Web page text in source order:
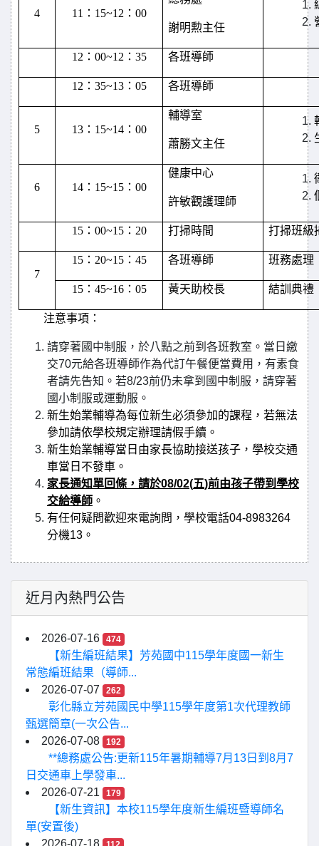
4 11 ： 15~12 ： 00
謝明勲主任
12 ： 00~12 ： 35 各班導師
12 ： 35~13： 05 各班導師
5 13： 15~14： 00
輔導室
蕭勝文主任
6 14： 15~15： 00
健康中心
許敏觀護理師
15： 00~15： 20 打掃時間 打掃班級
7
15： 20~15： 45 各班導師 班務處理
15： 45~16： 05 黃天助校長 結訓典禮
注意事項：
請穿著國中制服 ， 於八點之前到各班教室。當日繳
交70元給各班導師作為代訂午餐便當費用，有素食
者請先告知。若8/23前仍未拿到國中制服 ， 請穿著
國小制服或運動服 。
新生始業輔導為每位新生必須參加的課程，若無法
參加請依學校規定辦理請假手續。
新生始業輔導當日由家長協助接送孩子，學校交通
車當日不發車。
家長通知單回條，請於08/02(五)前由孩子帶到學校
交給導師 。
有任何疑問歡迎來電詢問，學校電話04-8983264
分機13 。
近月內熱門公告
2026-07-16 474
【新生編班結果】芳苑國中115學年度國一新生
常態編班結果（導師...
2026-07-07
262
彰化縣立芳苑國民中學115學年度第1次代理教師
甄選簡章(一次公告...
2026-07-08
192
**總務處公告:更新115年暑期輔導7月13日到8月7
日交通車上學發車...
2026-07-21
179
【新生資訊】本校115學年度新生編班暨導師名
單(安置後)
2026-07-18